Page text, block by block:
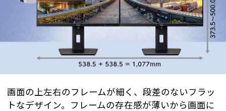
画面の上左右のフレームが細く、段差のないフラッ
トなデザイン。フレームの存在感が薄いから画面に